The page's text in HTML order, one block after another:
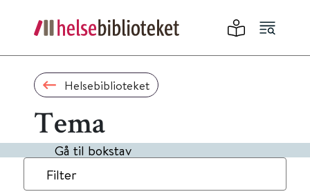
Helsebiblioteket
Tema
Gå til bokstav
Filter